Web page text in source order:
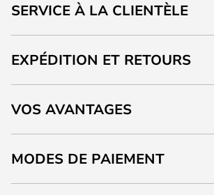
SERVICE À LA CLIENTÈLE
EXPÉDITION ET RETOURS
VOS AVANTAGES
MODES DE PAIEMENT